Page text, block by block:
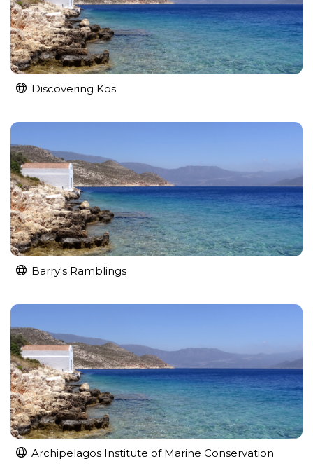
Discovering Kos
Barry's Ramblings
Archipelagos Institute of Marine Conservation